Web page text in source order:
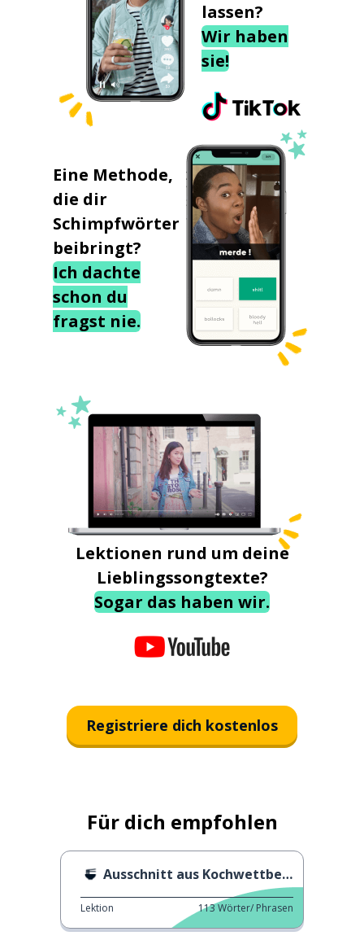
lassen?
Wir haben
sie!
Eine Methode,
die dir
Schimpfwörter
beibringt?
Ich dachte
schon du
fragst nie.
Lektionen rund um deine
Lieblingssongtexte?
Sogar das haben wir.
Registriere dich kostenlos
Für dich empfohlen
Ausschnitt aus Kochwettbewerbsshow
Lektion 113Wörter/ Phrasen